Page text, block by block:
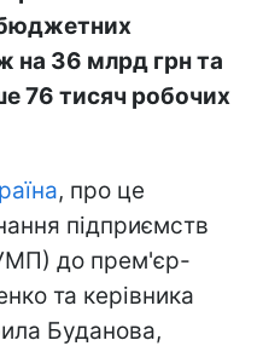
на 36 млрд грн та
76 тисяч робочих
, про це
підприємств
до прем'єр-
та керівника
Буданова,